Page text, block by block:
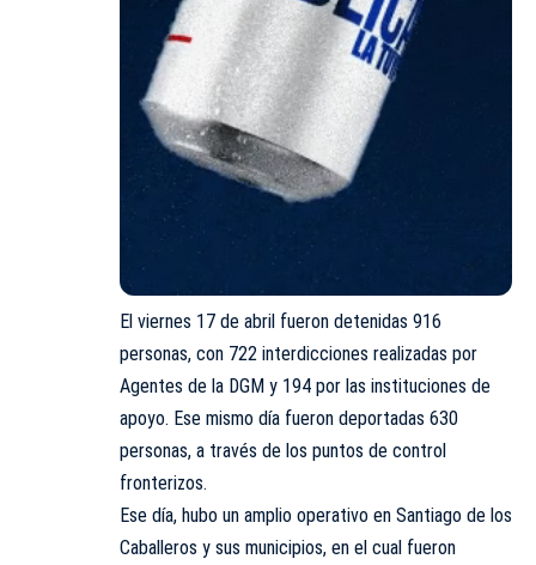
El viernes 17 de abril fueron detenidas 916
personas, con 722 interdicciones realizadas por
Agentes de la DGM y 194 por las instituciones de
apoyo. Ese mismo día fueron deportadas 630
personas, a través de los puntos de control
fronterizos.
Ese día, hubo un amplio operativo en Santiago de los
Caballeros y sus municipios, en el cual fueron